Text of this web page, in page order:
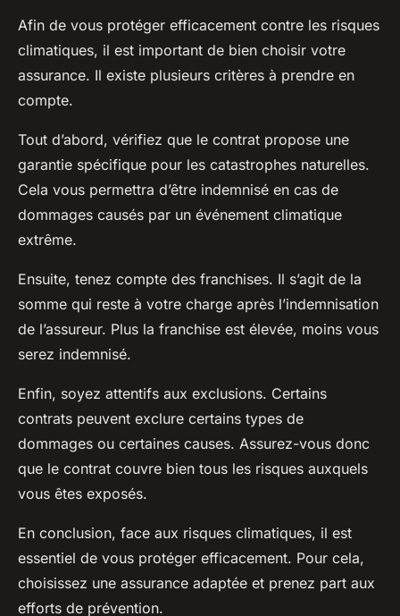
Afin de vous protéger efficacement contre les risques
climatiques, il est important de bien choisir votre
assurance. Il existe plusieurs critères à prendre en
compte.
Tout d’abord, vérifiez que le contrat propose une
garantie spécifique pour les catastrophes naturelles.
Cela vous permettra d’être indemnisé en cas de
dommages causés par un événement climatique
extrême.
Ensuite, tenez compte des franchises. Il s’agit de la
somme qui reste à votre charge après l’indemnisation
de l’assureur. Plus la franchise est élevée, moins vous
serez indemnisé.
Enfin, soyez attentifs aux exclusions. Certains
contrats peuvent exclure certains types de
dommages ou certaines causes. Assurez-vous donc
que le contrat couvre bien tous les risques auxquels
vous êtes exposés.
En conclusion, face aux risques climatiques, il est
essentiel de vous protéger efficacement. Pour cela,
choisissez une assurance adaptée et prenez part aux
efforts de prévention.